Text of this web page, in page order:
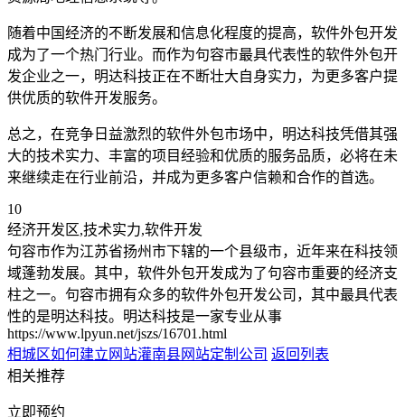
随着中国经济的不断发展和信息化程度的提高，软件外包开发
成为了一个热门行业。而作为句容市最具代表性的软件外包开
发企业之一，明达科技正在不断壮大自身实力，为更多客户提
供优质的软件开发服务。
总之，在竞争日益激烈的软件外包市场中，明达科技凭借其强
大的技术实力、丰富的项目经验和优质的服务品质，必将在未
来继续走在行业前沿，并成为更多客户信赖和合作的首选。
10
经济开发区,技术实力,软件开发
句容市作为江苏省扬州市下辖的一个县级市，近年来在科技领
域蓬勃发展。其中，软件外包开发成为了句容市重要的经济支
柱之一。句容市拥有众多的软件外包开发公司，其中最具代表
性的是明达科技。明达科技是一家专业从事
https://www.lpyun.net/jszs/16701.html
相城区如何建立网站灌南县网站定制公司 返回列表
相关推荐
立即预约